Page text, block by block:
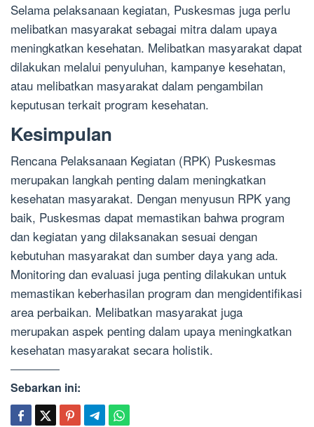
Selama pelaksanaan kegiatan, Puskesmas juga perlu
melibatkan masyarakat sebagai mitra dalam upaya
meningkatkan kesehatan. Melibatkan masyarakat dapat
dilakukan melalui penyuluhan, kampanye kesehatan,
atau melibatkan masyarakat dalam pengambilan
keputusan terkait program kesehatan.
Kesimpulan
Rencana Pelaksanaan Kegiatan (RPK) Puskesmas
merupakan langkah penting dalam meningkatkan
kesehatan masyarakat. Dengan menyusun RPK yang
baik, Puskesmas dapat memastikan bahwa program
dan kegiatan yang dilaksanakan sesuai dengan
kebutuhan masyarakat dan sumber daya yang ada.
Monitoring dan evaluasi juga penting dilakukan untuk
memastikan keberhasilan program dan mengidentifikasi
area perbaikan. Melibatkan masyarakat juga
merupakan aspek penting dalam upaya meningkatkan
kesehatan masyarakat secara holistik.
Sebarkan ini: